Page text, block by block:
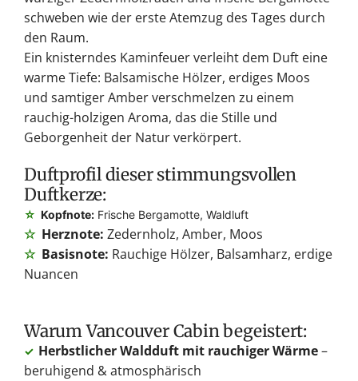
schweben wie der erste Atemzug des Tages durch
den Raum.
Ein knisterndes Kaminfeuer verleiht dem Duft eine
warme Tiefe: Balsamische Hölzer, erdiges Moos
und samtiger Amber verschmelzen zu einem
rauchig-holzigen Aroma, das die Stille und
Geborgenheit der Natur verkörpert.
Duftprofil dieser stimmungsvollen
Duftkerze:
☆ Kopfnote: Frische Bergamotte, Waldluft
☆ Herznote: Zedernholz, Amber, Moos
☆ Basisnote: Rauchige Hölzer, Balsamharz, erdige
Nuancen
Warum Vancouver Cabin begeistert:
✓ Herbstlicher Waldduft mit rauchiger Wärme–
beruhigend & atmosphärisch